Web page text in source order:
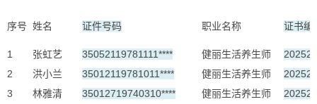
序号 姓名 证件号码 职业名称 证书编
1 张虹艺 35052119781111**** 健丽生活养生师
2
洪小兰 35012119781011**** 健丽生活养生师
3
林雅清 35012719740310**** 健丽生活养生师